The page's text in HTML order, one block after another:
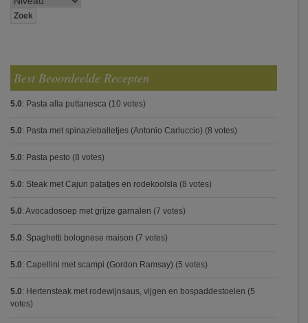
Best Beoordeelde Recepten
5.0: Pasta alla puttanesca (10 votes)
5.0: Pasta met spinazieballetjes (Antonio Carluccio) (8 votes)
5.0: Pasta pesto (8 votes)
5.0: Steak met Cajun patatjes en rodekoolsla (8 votes)
5.0: Avocadosoep met grijze garnalen (7 votes)
5.0: Spaghetti bolognese maison (7 votes)
5.0: Capellini met scampi (Gordon Ramsay) (5 votes)
5.0: Hertensteak met rodewijnsaus, vijgen en bospaddestoelen (5
votes)